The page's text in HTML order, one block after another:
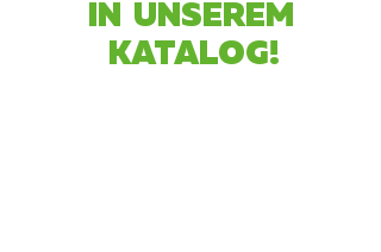
IN UNSEREM
KATALOG!